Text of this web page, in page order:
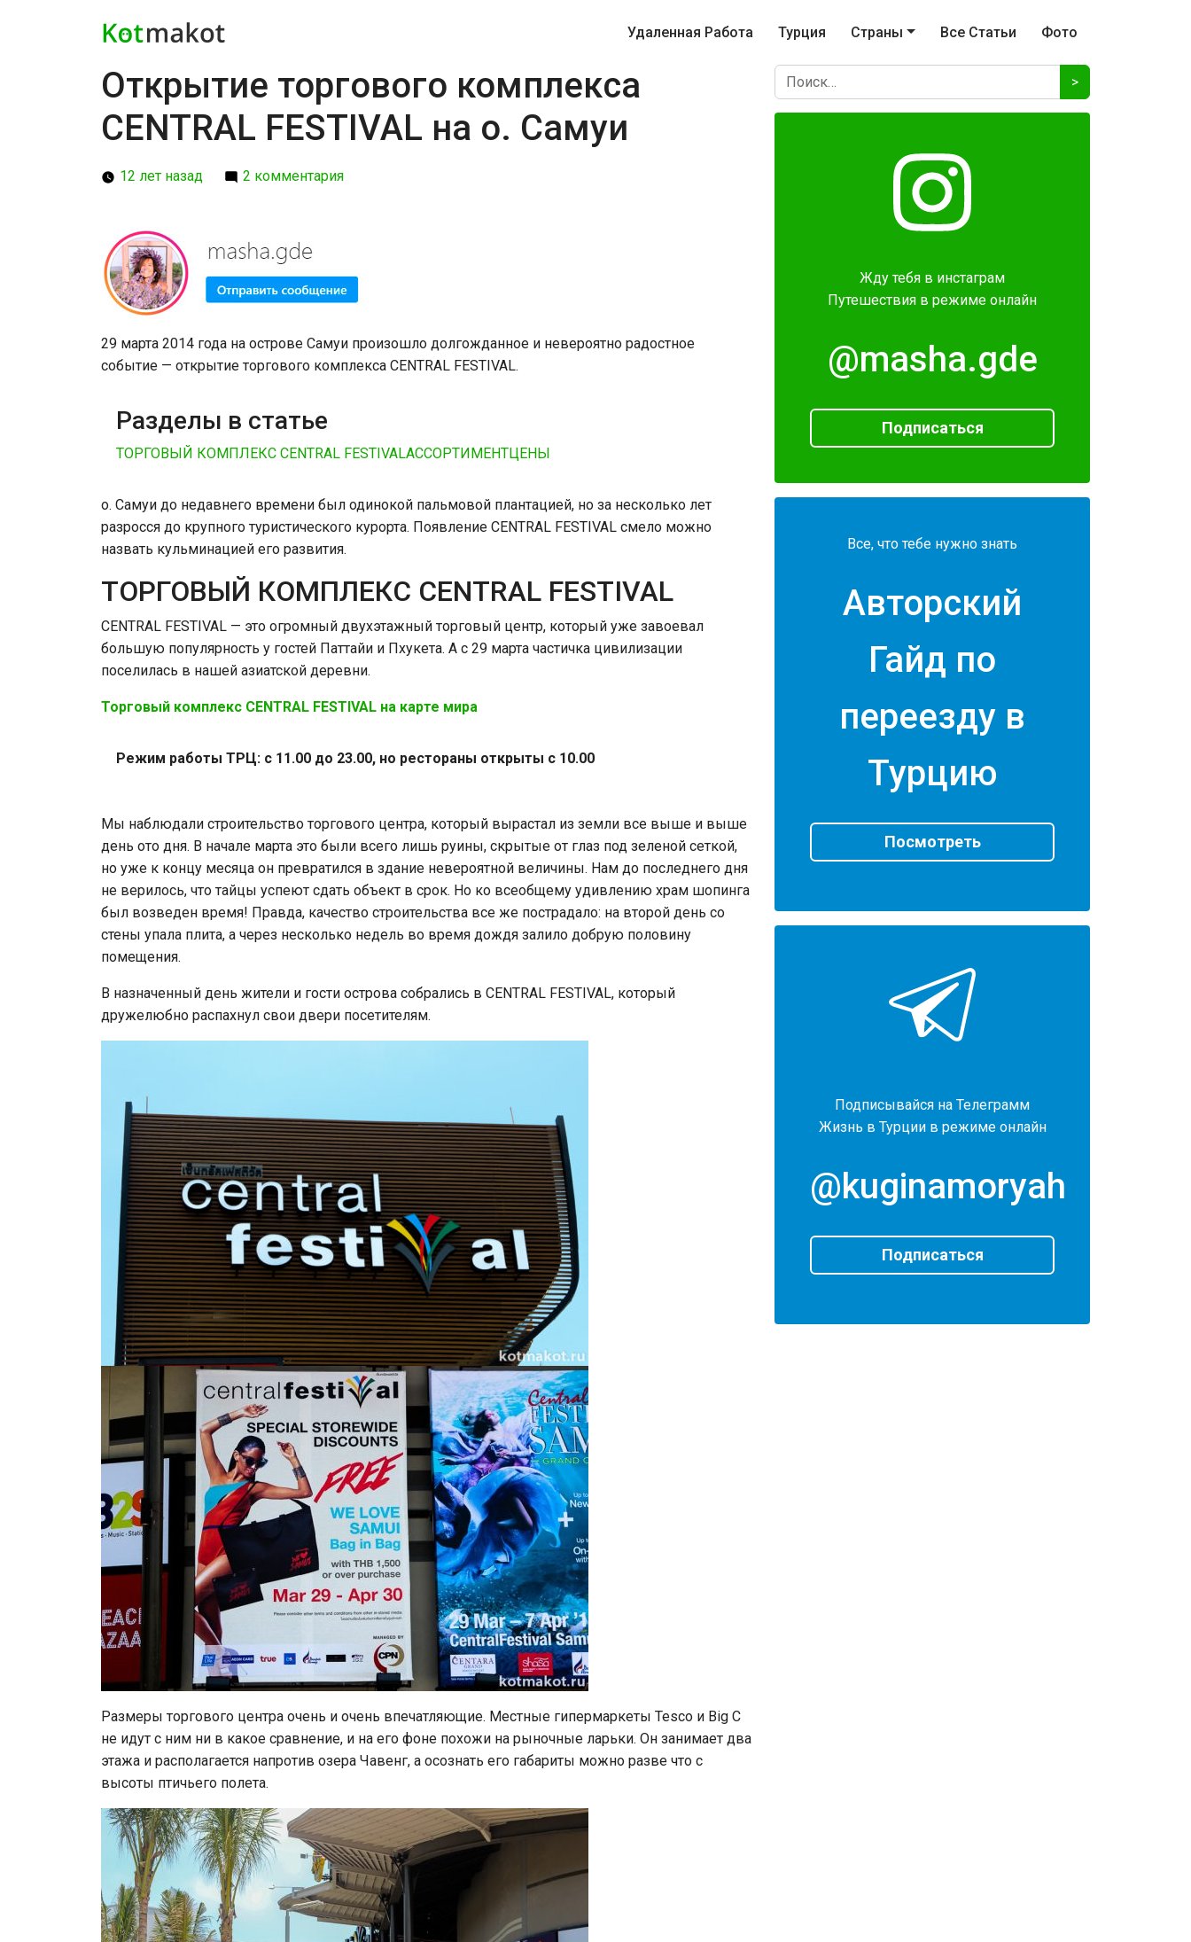
Удаленная Работа Турция Страны Все Статьи Фото
Открытие торгового комплекса
CENTRAL FESTIVAL на о. Самуи
12 лет назад 2 комментария
29 марта 2014 года на острове Самуи произошло долгожданное и невероятно радостное
событие — открытие торгового комплекса CENTRAL FESTIVAL.
Разделы в статье
ТОРГОВЫЙ КОМПЛЕКС CENTRAL FESTIVALАССОРТИМЕНТЦЕНЫ
о. Самуи до недавнего времени был одинокой пальмовой плантацией, но за несколько лет
разросся до крупного туристического курорта. Появление CENTRAL FESTIVAL смело можно
назвать кульминацией его развития.
ТОРГОВЫЙ КОМПЛЕКС CENTRAL FESTIVAL
CENTRAL FESTIVAL — это огромный двухэтажный торговый центр, который уже завоевал
большую популярность у гостей Паттайи и Пхукета. А с 29 марта частичка цивилизации
поселилась в нашей азиатской деревни.
Торговый комплекс CENTRAL FESTIVAL на карте мира
Режим работы ТРЦ: с 11.00 до 23.00, но рестораны открыты с 10.00
Мы наблюдали строительство торгового центра, который вырастал из земли все выше и выше
день ото дня. В начале марта это были всего лишь руины, скрытые от глаз под зеленой сеткой,
но уже к концу месяца он превратился в здание невероятной величины. Нам до последнего дня
не верилось, что тайцы успеют сдать объект в срок. Но ко всеобщему удивлению храм шопинга
был возведен время! Правда, качество строительства все же пострадало: на второй день со
стены упала плита, а через несколько недель во время дождя залило добрую половину
помещения.
В назначенный день жители и гости острова собрались в CENTRAL FESTIVAL, который
дружелюбно распахнул свои двери посетителям.
Размеры торгового центра очень и очень впечатляющие. Местные гипермаркеты Tesco и Big C
не идут с ним ни в какое сравнение, и на его фоне похожи на рыночные ларьки. Он занимает два
этажа и располагается напротив озера Чавенг, а осознать его габариты можно разве что с
высоты птичьего полета.
>
Жду тебя в инстаграм
Путешествия в режиме онлайн
@masha.gde
Подписаться
Все, что тебе нужно знать
Авторский
Гайд по
переезду в
Турцию
Посмотреть
Подписывайся на Телеграмм
Жизнь в Турции в режиме онлайн
@kuginamoryah
Подписаться